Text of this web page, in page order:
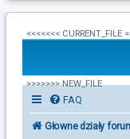
<<<<<<< CURRENT_FILE
>>>>>>> NEW_FILE
FAQ
Głowne działy